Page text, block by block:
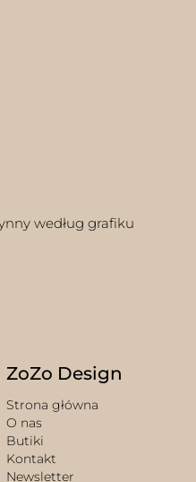
według grafiku
ZoZo Design
Strona główna
O nas
Butiki
Kontakt
Newsletter